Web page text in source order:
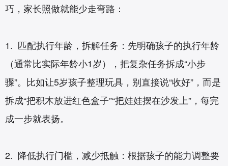
巧，家长照做就能少走弯路：
1. 匹配执行年龄，拆解任务：先明确孩子的执行年龄
（通常比实际年龄小1岁），把复杂任务拆成“小步
骤”。比如让5岁孩子整理玩具，别直接说“收好”，而是
拆成“把积木放进红色盒子”“把娃娃摆在沙发上”，每完
成一步就表扬。
2. 降低执行门槛，减少抵触：根据孩子的能力调整要